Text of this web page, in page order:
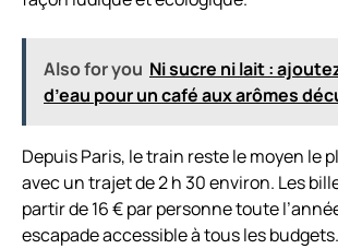
Also for you Ni sucre ni lait :
d’eau pour un café aux arômes
Depuis Paris, le train reste le moyen le
avec un trajet de 2 h 30 environ. Les
partir de 16 € par personne toute
escapade accessible à tous les budgets.